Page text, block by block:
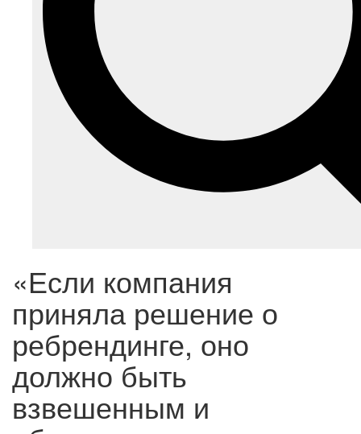
«Если компания
приняла решение о
ребрендинге, оно
должно быть
взвешенным и